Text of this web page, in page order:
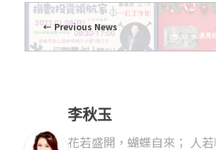
Previous News
李秋玉
花若盛開，蝴蝶自來； 人